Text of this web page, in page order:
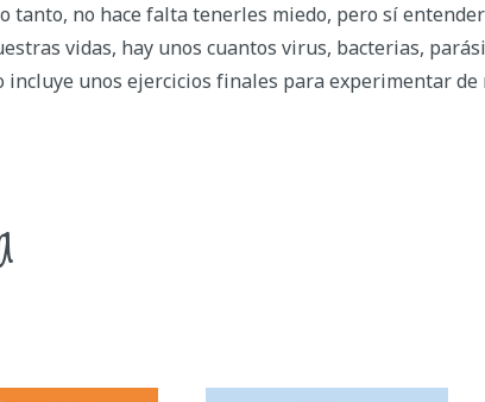
tanto, no hace falta tenerles miedo, pero sí
vidas, hay unos cuantos virus, bacterias,
incluye unos ejercicios finales para experimentar